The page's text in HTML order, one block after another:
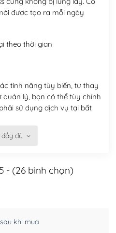
được tạo ra mỗi ngày
theo thời gian
tính năng tùy biến, tự thay
quản lý, bạn có thể tùy chỉnh
sử dụng dịch vụ tại bất
tên miền và hosting để
WordPress
kiếm
cụ và plugin để tối ưu
đủ
- (26 bình chọn)
khi mua